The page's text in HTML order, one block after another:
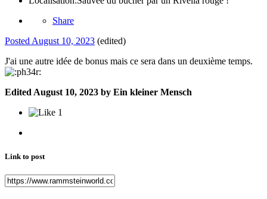
Share
Posted August 10, 2023 (edited)
J'ai une autre idée de bonus mais ce sera dans un deuxième temps.
Edited August 10, 2023 by Ein kleiner Mensch
1
Link to post